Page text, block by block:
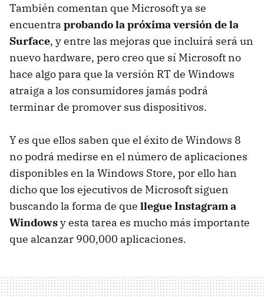
También comentan que Microsoft ya se
encuentra probando la próxima versión de la
Surface, y entre las mejoras que incluirá será un
nuevo hardware, pero creo que sí Microsoft no
hace algo para que la versión RT de Windows
atraiga a los consumidores jamás podrá
terminar de promover sus dispositivos.
Y es que ellos saben que el éxito de Windows 8
no podrá medirse en el número de aplicaciones
disponibles en la Windows Store, por ello han
dicho que los ejecutivos de Microsoft siguen
buscando la forma de que llegue Instagram a
Windowsy esta tarea es mucho más importante
que alcanzar 900,000 aplicaciones.